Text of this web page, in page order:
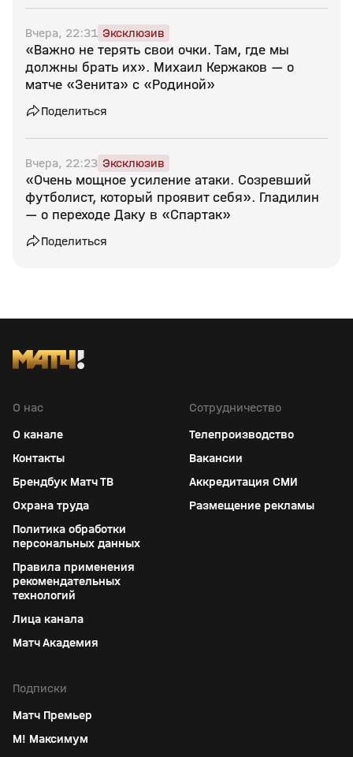
Вчера, 22:31 Эксклюзив
«Важно не терять свои очки. Там, где мы
должны брать их». Михаил Кержаков — о
матче «Зенита» с «Родиной»
Поделиться
Вчера, 22:23 Эксклюзив
«Очень мощное усиление атаки. Созревший
футболист, который проявит себя». Гладилин
— о переходе Даку в «Спартак»
Поделиться
О нас
О канале
Контакты
Брендбук Матч ТВ
Охрана труда
Политика обработки
персональных данных
Правила применения
рекомендательных
технологий
Лица канала
Матч Академия
Сотрудничество
Телепроизводство
Вакансии
Аккредитация СМИ
Размещение рекламы
Подписки
Матч Премьер
М! Максимум